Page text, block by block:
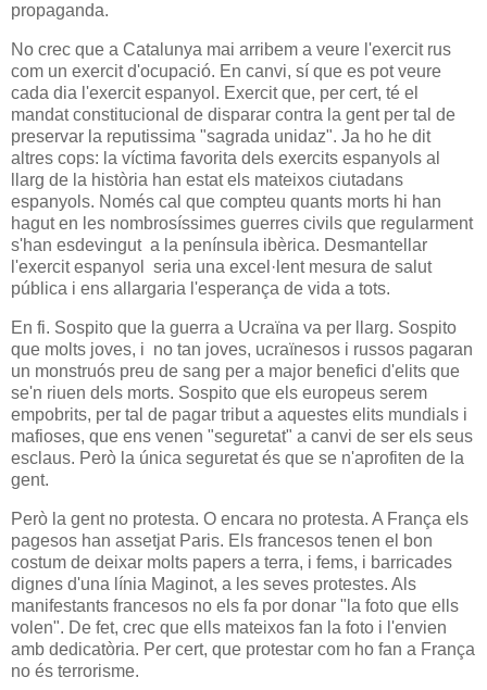
propaganda.
No crec que a Catalunya mai arribem a veure l'exercit rus
com un exercit d'ocupació. En canvi, sí que es pot veure
cada dia l'exercit espanyol. Exercit que, per cert, té el
mandat constitucional de disparar contra la gent per tal de
preservar la reputissima "sagrada unidaz". Ja ho he dit
altres cops: la víctima favorita dels exercits espanyols al
llarg de la història han estat els mateixos ciutadans
espanyols. Només cal que compteu quants morts hi han
hagut en les nombrosíssimes guerres civils que regularment
s'han esdevingut a la península ibèrica. Desmantellar
l'exercit espanyol seria una excel·lent mesura de salut
pública i ens allargaria l'esperança de vida a tots.
En fi. Sospito que la guerra a Ucraïna va per llarg. Sospito
que molts joves, i no tan joves, ucraïnesos i russos pagaran
un monstruós preu de sang per a major benefici d'elits que
se'n riuen dels morts. Sospito que els europeus serem
empobrits, per tal de pagar tribut a aquestes elits mundials i
mafioses, que ens venen "seguretat" a canvi de ser els seus
esclaus. Però la única seguretat és que se n'aprofiten de la
gent.
Però la gent no protesta. O encara no protesta. A França els
pagesos han assetjat Paris. Els francesos tenen el bon
costum de deixar molts papers a terra, i fems, i barricades
dignes d'una línia Maginot, a les seves protestes. Als
manifestants francesos no els fa por donar "la foto que ells
volen". De fet, crec que ells mateixos fan la foto i l'envien
amb dedicatòria. Per cert, que protestar com ho fan a França
no és terrorisme.